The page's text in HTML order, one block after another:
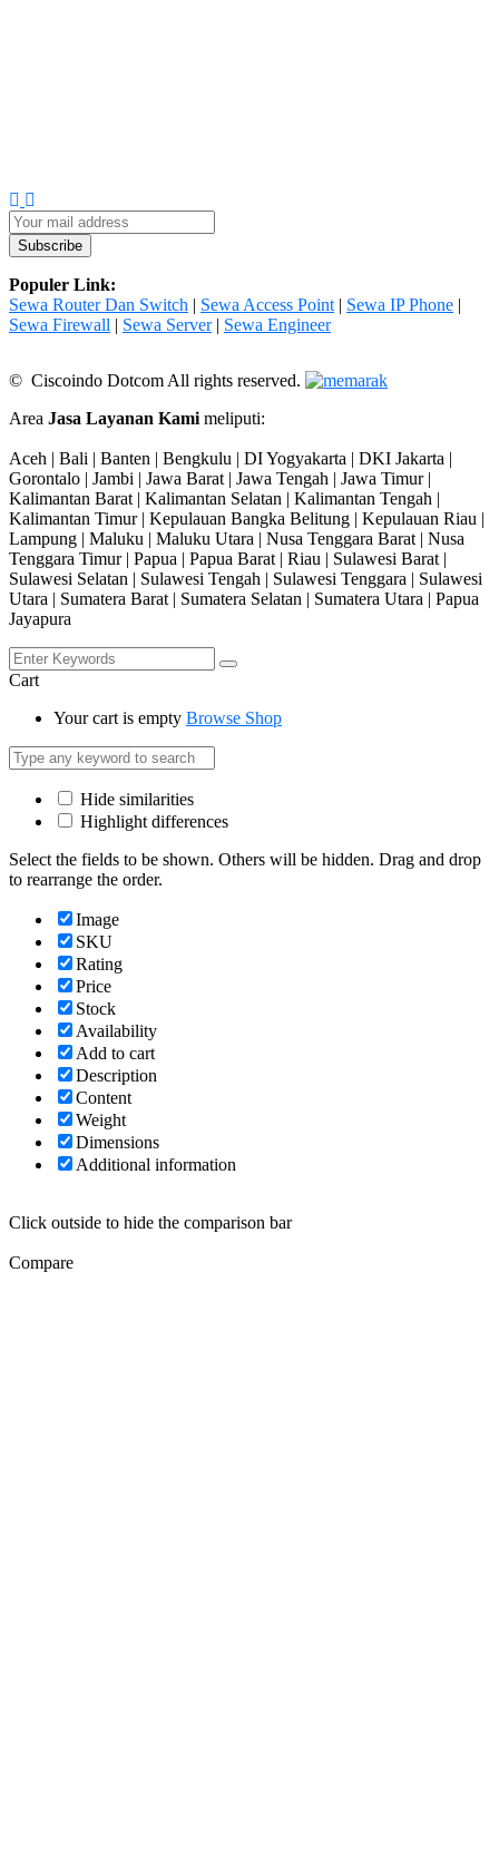
Populer Link:
Sewa Router Dan Switch | Sewa Access Point| Sewa IP Phone |
Sewa Firewall | Sewa Server| Sewa Engineer
© Ciscoindo Dotcom All rights reserved.
Area Jasa Layanan Kamimeliputi:
Aceh | Bali | Banten | Bengkulu | DI Yogyakarta | DKI Jakarta |
Gorontalo | Jambi | Jawa Barat | Jawa Tengah | Jawa Timur |
Kalimantan Barat | Kalimantan Selatan | Kalimantan Tengah |
Kalimantan Timur | Kepulauan Bangka Belitung | Kepulauan Riau |
Lampung | Maluku | Maluku Utara | Nusa Tenggara Barat | Nusa
Tenggara Timur | Papua | Papua Barat | Riau | Sulawesi Barat |
Sulawesi Selatan | Sulawesi Tengah | Sulawesi Tenggara | Sulawesi
Utara | Sumatera Barat | Sumatera Selatan | Sumatera Utara | Papua
Jayapura
Cart
Your cart is empty Browse Shop
Hide similarities
Highlight differences
Select the fields to be shown. Others will be hidden. Drag and drop
to rearrange the order.
Image
SKU
Rating
Price
Stock
Availability
Add to cart
Description
Content
Weight
Dimensions
Additional information
Click outside to hide the comparison bar
Compare